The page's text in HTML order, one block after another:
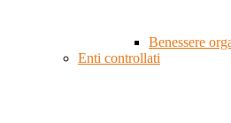
Benessere
Enti controllati